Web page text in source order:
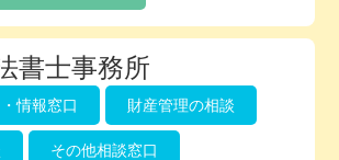
書士事務所
情報窓口 財産管理の相談
その他相談窓口